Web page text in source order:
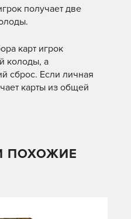
получает две
карт игрок
колоды, а
сброс. Если личная
карты из общей
ПОХОЖИЕ